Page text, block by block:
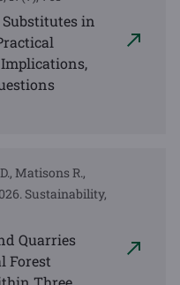
in
Matisons R.,
Sustainability,
Quarries
Forest